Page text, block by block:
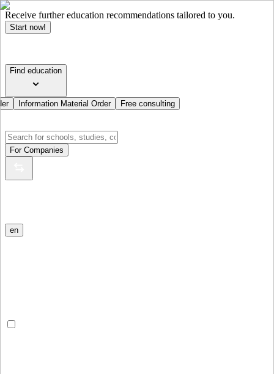
Receive further education recommendations tailored to you.
Start now!
Find education
Information Material Order Free consulting
For Companies
en